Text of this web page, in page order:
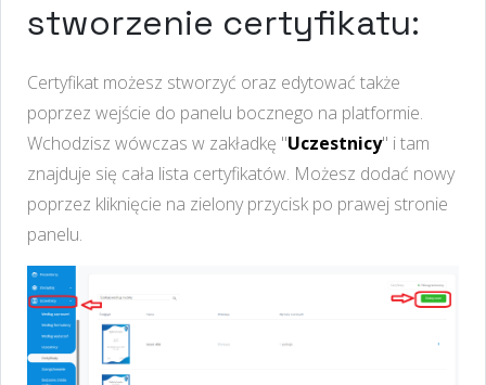
stworzenie certyfikatu:
Certyfikat możesz stworzyć oraz edytować także
poprzez wejście do panelu bocznego na platformie.
Wchodzisz wówczas w zakładkę "Uczestnicy" i tam
znajduje się cała lista certyfikatów. Możesz dodać nowy
poprzez kliknięcie na zielony przycisk po prawej stronie
panelu.